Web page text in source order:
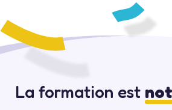
La formation est